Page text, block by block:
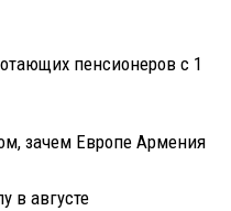
пенсионеров с 1
зачем Европе Армения
в августе